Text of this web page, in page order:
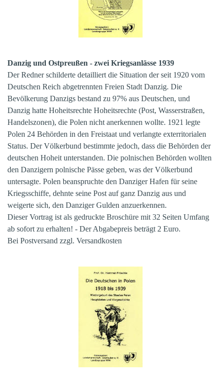
Danzig und Ostpreußen - zwei Kriegsanlässe 1939
Der Redner schilderte detailliert die Situation der seit 1920 vom
Deutschen Reich abgetrennten Freien Stadt Danzig. Die
Bevölkerung Danzigs bestand zu 97% aus Deutschen, und
Danzig hatte Hoheitsrechte Hoheitsrechte (Post, Wasserstraßen,
Handelszonen), die Polen nicht anerkennen wollte. 1921 legte
Polen 24 Behörden in den Freistaat und verlangte exterritorialen
Status. Der Völkerbund bestimmte jedoch, dass die Behörden der
deutschen Hoheit unterstanden. Die polnischen Behörden wollten
den Danzigern polnische Pässe geben, was der Völkerbund
untersagte. Polen beanspruchte den Danziger Hafen für seine
Kriegsschiffe, dehnte seine Post auf ganz Danzig aus und
weigerte sich, den Danziger Gulden anzuerkennen.
Dieser Vortrag ist als gedruckte Broschüre mit 32 Seiten Umfang
ab sofort zu erhalten! - Der Abgabepreis beträgt 2 Euro.
Bei Postversand zzgl. Versandkosten